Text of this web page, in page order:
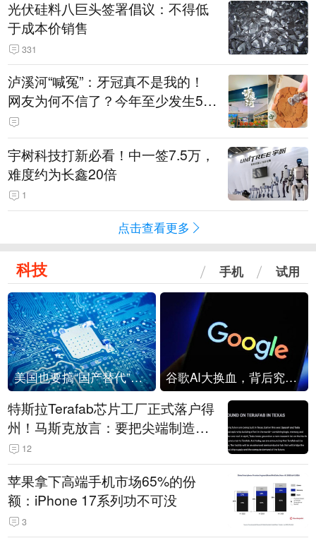
光伏硅料八巨头签署倡议：不得低
于成本价销售
331
泸溪河“喊冤”：牙冠真不是我的！
网友为何不信了？今年至少发生5
起“食品冤案”
宇树科技打新必看！中一签7.5万，
难度约为长鑫20倍
1
点击查看更多
科技 手机 试用
美国也要搞“国产替代”？先算清三笔账 谷歌AI大换血，背后究竟发生了什么？
特斯拉Terafab芯片工厂正式落户得
州！马斯克放言：要把尖端制造带
回美国
12
苹果拿下高端手机市场65%的份
额：iPhone 17系列功不可没
3